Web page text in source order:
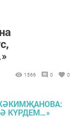
1566 0 0